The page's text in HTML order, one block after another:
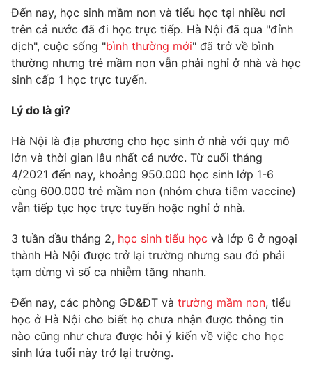
Câu chuyện quốc tế
Thị trường
Góc doanh nghiệp
Dữ liệu và đời sống
Truyền hình
Phim VTV
Hậu trường
Nhân vật
Khán giả
Giải sao mai
Giải trí
Điện ảnh
Âm nhạc
Sao
Du lịch
Làm đẹp
Chất lượng cuộc sống
Giáo dục
Tuyển sinh
Công nghệ
Hitech Công nghệ tương lai
Sản phẩm
Thị trường
Tư vấn
Giao lưu trực tuyến
Chuyên mục khác
Đến nay, học sinh mầm non và tiểu học tại nhiều nơi
trên cả nước đã đi học trực tiếp. Hà Nội đã qua "đỉnh
dịch", cuộc sống "bình thường mới" đã trở về bình
thường nhưng trẻ mầm non vẫn phải nghỉ ở nhà và học
sinh cấp 1 học trực tuyến.
Lý do là gì?
Hà Nội là địa phương cho học sinh ở nhà với quy mô
lớn và thời gian lâu nhất cả nước. Từ cuối tháng
4/2021 đến nay, khoảng 950.000 học sinh lớp 1-6
cùng 600.000 trẻ mầm non (nhóm chưa tiêm vaccine)
vẫn tiếp tục học trực tuyến hoặc nghỉ ở nhà.
3 tuần đầu tháng 2, học sinh tiểu học và lớp 6 ở ngoại
thành Hà Nội được trở lại trường nhưng sau đó phải
tạm dừng vì số ca nhiễm tăng nhanh.
Đến nay, các phòng GD&ĐT và trường mầm non, tiểu
học ở Hà Nội cho biết họ chưa nhận được thông tin
nào cũng như chưa được hỏi ý kiến về việc cho học
sinh lứa tuổi này trở lại trường.